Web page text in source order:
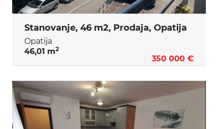
Stanovanje, 46 m2, Prodaja, Opatija
Opatija
46,01 m2
350 000 €